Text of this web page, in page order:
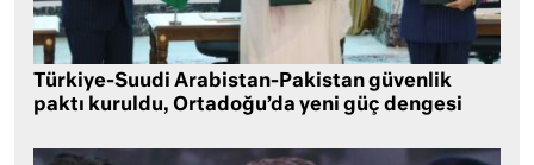
Türkiye-Suudi Arabistan-Pakistan güvenlik
paktı kuruldu, Ortadoğu’da yeni güç dengesi